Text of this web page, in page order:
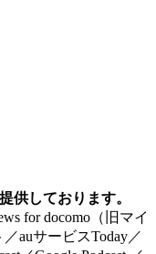
供しております。
for docomo（旧マイ
auサービスToday／